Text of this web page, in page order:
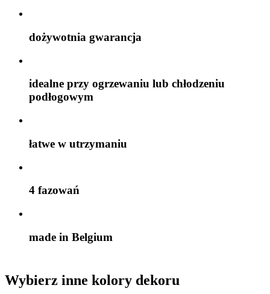
dożywotnia gwarancja
idealne przy ogrzewaniu lub chłodzeniu
podłogowym
łatwe w utrzymaniu
4 fazowań
made in Belgium
Wybierz inne kolory dekoru